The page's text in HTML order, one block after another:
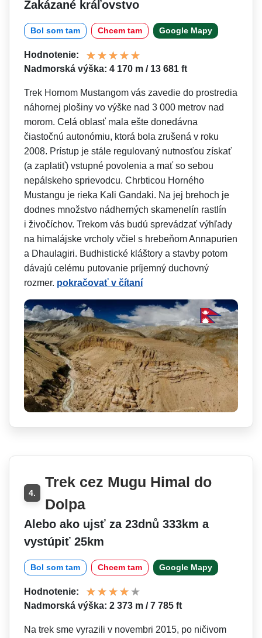
Zakázané kráľovstvo
Bol som tam Chcem tam Google Mapy
Hodnotenie:
Nadmorská výška: 4 170 m / 13 681 ft
Trek Hornom Mustangom vás zavedie do prostredia
náhornej plošiny vo výške nad 3 000 metrov nad
morom. Celá oblasť mala ešte donedávna
čiastočnú autonómiu, ktorá bola zrušená v roku
2008. Prístup je stále regulovaný nutnosťou získať
(a zaplatiť) vstupné povolenia a mať so sebou
nepálskeho sprievodcu. Chrbticou Horného
Mustangu je rieka Kali Gandaki. Na jej brehoch je
dodnes množstvo nádherných skamenelín rastlín
i živočíchov. Trekom vás budú sprevádzať výhľady
na himalájske vrcholy včiel s hrebeňom Annapurien
a Dhaulagiri. Budhistické kláštory a stavby potom
dávajú celému putovanie príjemný duchovný
rozmer. pokračovať v čítaní
4.
Trek cez Mugu Himal do
Dolpa
Alebo ako ujsť za 23dnů 333km a
vystúpiť 25km
Bol som tam Chcem tam Google Mapy
Hodnotenie:
Nadmorská výška: 2 373 m / 7 785 ft
Na trek sme vyrazili v novembri 2015, po ničivom